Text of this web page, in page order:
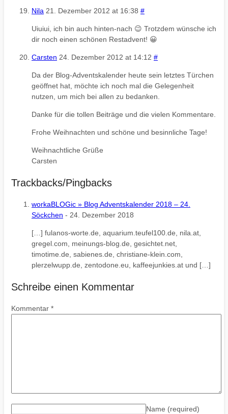
Nila 21. Dezember 2012 at 16:38 #
Uiuiui, ich bin auch hinten-nach 😉 Trotzdem wünsche ich
dir noch einen schönen Restadvent! 😀
Carsten 24. Dezember 2012 at 14:12 #
Da der Blog-Adventskalender heute sein letztes Türchen
geöffnet hat, möchte ich noch mal die Gelegenheit
nutzen, um mich bei allen zu bedanken.
Danke für die tollen Beiträge und die vielen Kommentare.
Frohe Weihnachten und schöne und besinnliche Tage!
Weihnachtliche Grüße
Carsten
Trackbacks/Pingbacks
workaBLOGic » Blog Adventskalender 2018 – 24.
Söckchen - 24. Dezember 2018
[…] fulanos-worte.de, aquarium.teufel100.de, nila.at,
gregel.com, meinungs-blog.de, gesichtet.net,
timotime.de, sabienes.de, christiane-klein.com,
plerzelwupp.de, zentodone.eu, kaffeejunkies.at und […]
Schreibe einen Kommentar
Kommentar *
Name (required)